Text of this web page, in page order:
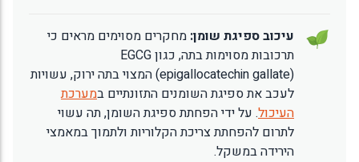
עיכוב ספיגת שומן: מחקרים מסוימים מראים כי
תרכובות מסוימות בתה, כגון EGCG
(epigallocatechin gallate) המצוי בתה ירוק, עשויות
לעכב את ספיגת השומנים התזונתיים במערכת
העיכול. על ידי הפחתת ספיגת השומן, תה עשוי
לתרום להפחתת צריכת הקלוריות ולתמוך במאמצי
הירידה במשקל.